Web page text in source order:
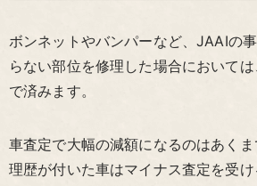
ボンネットやバンパーなど、JAAIの
らない部位を修理した場合において
で済みます。
車査定で大幅の減額になるのはあく
理歴が付いた車はマイナス査定を受